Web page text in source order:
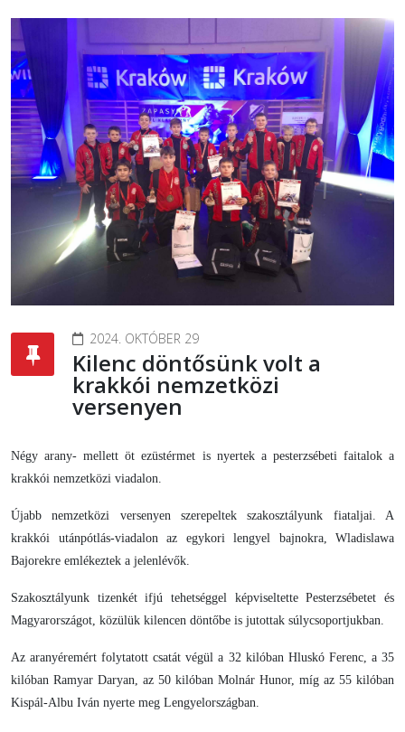
2024. OKTÓBER 29
Kilenc döntősünk volt a
krakkói nemzetközi
versenyen
Négy arany- mellett öt ezüstérmet is nyertek a pesterzsébeti faitalok a
krakkói nemzetközi viadalon.
Újabb nemzetközi versenyen szerepeltek szakosztályunk fiataljai. A
krakkói utánpótlás-viadalon az egykori lengyel bajnokra, Wladislawa
Bajorekre emlékeztek a jelenlévők.
Szakosztályunk tizenkét ifjú tehetséggel képviseltette Pesterzsébetet és
Magyarországot, közülük kilencen döntőbe is jutottak súlycsoportjukban.
Az aranyéremért folytatott csatát végül a 32 kilóban Hluskó Ferenc, a 35
kilóban Ramyar Daryan, az 50 kilóban Molnár Hunor, míg az 55 kilóban
Kispál-Albu Iván nyerte meg Lengyelországban.